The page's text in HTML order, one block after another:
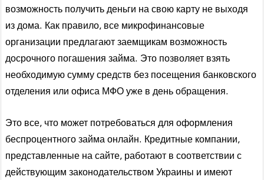
возможность получить деньги на свою карту не выходя
из дома. Как правило, все микрофинансовые
организации предлагают заемщикам возможность
досрочного погашения займа. Это позволяет взять
необходимую сумму средств без посещения банковского
отделения или офиса МФО уже в день обращения.
Это все, что может потребоваться для оформления
беспроцентного займа онлайн. Кредитные компании,
представленные на сайте, работают в соответствии с
действующим законодательством Украины и имеют